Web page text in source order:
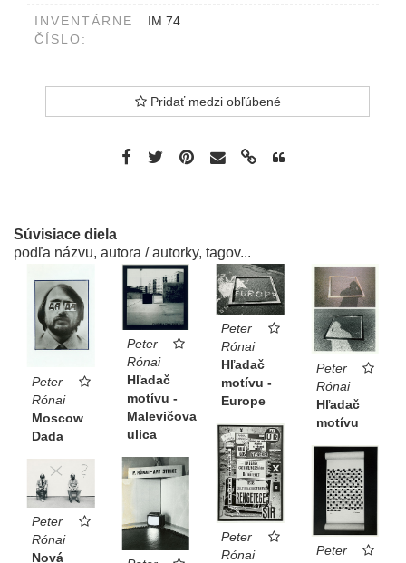
INVENTÁRNE
ČÍSLO:
IM 74
Pridať medzi obľúbené
Súvisiace diela
podľa názvu, autora / autorky, tagov...
Peter
Rónai
Moscow
Dada
Peter
Rónai
Hľadač
motívu -
Malevičova
ulica
Peter
Rónai
Hľadač
motívu -
Europe
Peter
Rónai
Hľadač
motívu
Peter
Rónai
Peter
Peter
Rónai
Nová